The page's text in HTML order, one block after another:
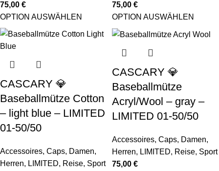
75,00 €
OPTION AUSWÄHLEN
75,00 €
OPTION AUSWÄHLEN
CASCARY 💎
Baseballmütze Cotton
– light blue – LIMITED
01-50/50
Accessoires, Caps, Damen,
Herren, LIMITED, Reise, Sport
CASCARY 💎
Baseballmütze
Acryl/Wool – gray –
LIMITED 01-50/50
Accessoires, Caps, Damen,
Herren, LIMITED, Reise, Sport
75,00 €